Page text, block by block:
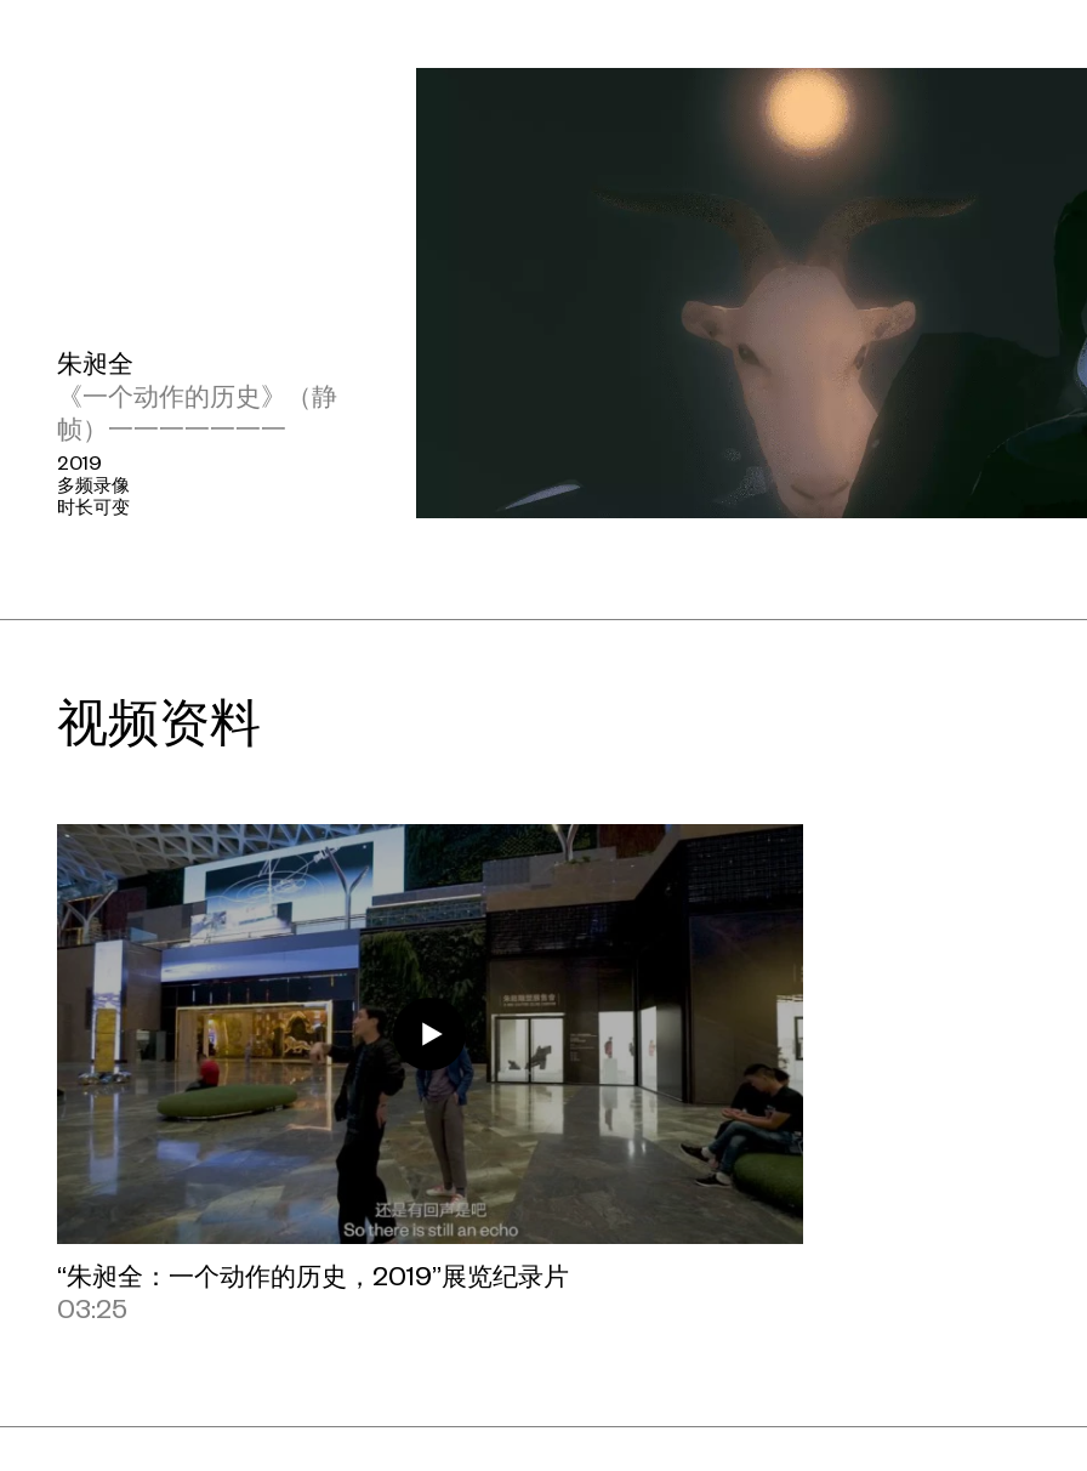
创造和操纵着。这一极富柏拉图“影子说”意蕴的操作界面形象，在“界桩”这一
部分中被充分展示。“界桩”是这样一种感性直观形式的模型，坐落于以图像、
规律及时空的一个点为x、y、z轴的坐标系上的两块被截取的空间，它们是朱
昶全研究理论物理、数学、中国哲学和虚拟技术后构架出的假说之模型。
在以上的模型内部，朱昶全构架了两个具体而精确的场景。“通道”分为三部
分，是一段旅途的再现（“通道A”），也是对这段旅程众多密码的两次解读
（“通道B”和“通道C”）。“通道A”是一段近乎写实的、略为粗糙的主观视角虚
拟现实影片。未曾露面的“主人公”从观察一尊耶稣加冕的石像开始，慢慢退回
到摆放着植物、地毯、家具（一把椅子躺倒在地）和装饰绘画的客厅，再缓缓
爬上二层的楼梯，进入一间宽敞的娱乐室。游戏桌、点唱机和飞镖盘闪烁着暧
昧的灯光。转而，经过悠长的客房尽头，“主人公”走进一间卧室，瞥见桌上的
的尽头，浴缸里漂浮着一顶黄色的安全帽。漫长行走在空旷的豪宅里，带有紧
B”拍摄了玩偶在音乐和背景的变换中，静止地完成了自身的叙事），或者一种
“死亡岛”取材于19世纪瑞士画家阿诺德·勃克林的绘画《死亡岛》。一位身着白
衣的游客立于船上，驶向宛如女性骨盆的白石山，山间茂密的松树仿佛肃穆地
迎接着此人的到来。而在朱昶全的录像作品“死亡岛”中（“死亡岛”同样也分为
A、B、C个部分，“死亡岛A”是其中的主要作品，“死亡岛B”和“死亡岛C”以不
同的视角重述着“死亡岛A”的叙事），故事从制图操作界面中不断重复的涟漪
开始。镜头从水底的涟漪向上望去，看见一只羊的头颅。随后，这视角跃出水
面，伴着口哨声和鲸鱼的吼叫，跟踪从石堆跳到海中的山羊。山羊向勃克林绘
画中神似的岛屿游去，与“通道A”中结尾出现的安全帽不期而遇。在该过程
中，运动中的画面常被切换至渲染未完成的建模，将观众从沉浸的浪漫状态中
惊醒，达到一种“陌生化效果”。随着这一切换的频繁，“通道A”中更多的建模
场景被安置在“死亡岛A”的世界中；反观“通道A”中府邸悬挂许多绘画画面，截
取的也是“死亡岛A”中的视觉形象——两个平行的世界由此贯通起来。
我们身处的时代提供了这样一种可能性，即人感知到被反复给予的媒介化信息
朱昶全
《一个动作的历史》（静
帧）一一一一一一一
2019
多频录像
时长可变
视频资料
“朱昶全：一个动作的历史，2019”展览纪录片
03:25